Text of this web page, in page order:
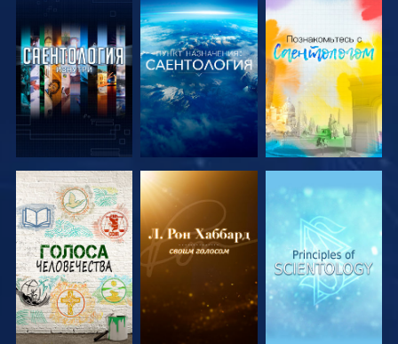
СМОТРЕТЬ
ПЕРЕДАЧИ
СМОТРЕТЬ
ПЕРЕДАЧИ
СМОТРЕТЬ
ПЕРЕДАЧИ